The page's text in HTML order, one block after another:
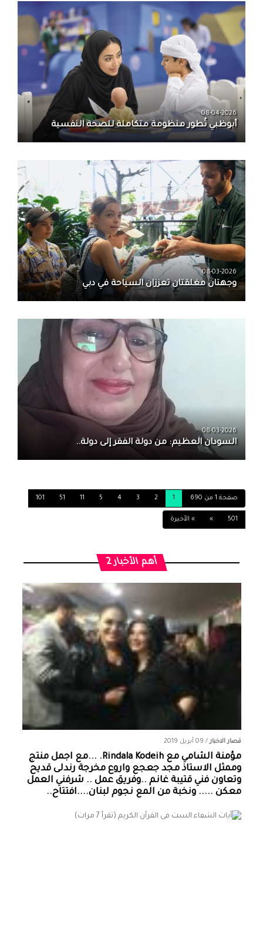
08-04-2026
أبوظبي تُطور منظومة متكاملة للصحة النفسية
08-03-2026
وجهتان مغلقتان تعززان السياحة في دبي
08-03-2026
السودان العظيم: من دولة الفقر إلى دولة..
صفحة 1 من 690 1
2
3
4
5
11
51
101
501
» » الأخيرة
أهم الأخبار 2
قصار الاخبار/ 09 أبريل 2019
مؤمنة الشامي‏ مع ‏‎Rindala Kodeih‎‏. ...مع اجمل منتج
وممثل الاستاذ مجد جعجع واروع مخرجة رندلى قديح
وتعاون فني قتيبة غانم ..وفريق عمل .. شرفني العمل
معكن ..... ونخبة من المع نجوم لبنان....افتتاح..